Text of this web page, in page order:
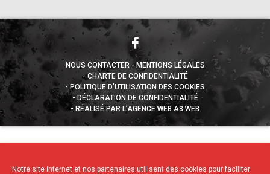
Notre site internet et nos partenaires utilisent des cookies pour faciliter
NOUS CONTACTER
MENTIONS LÉGALES
CHARTE DE CONFIDENTIALITÉ
POLITIQUE D’UTILISATION DES COOKIES
DÉCLARATION DE CONFIDENTIALITÉ
RÉALISÉ PAR L’AGENCE WEB A3 WEB